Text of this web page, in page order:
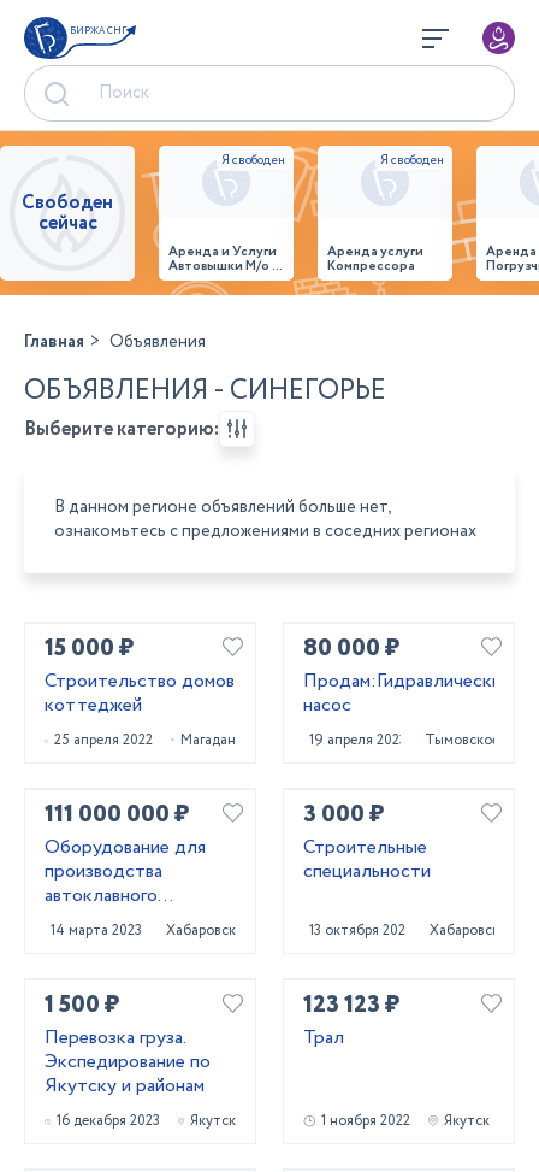
БИРЖА СНГ
Свободен
сейчас
Аренда и Услуги
Автовышки М/о г.
Домодедово
26,28,32 место
Аренда услуги
Компрессора
Главная Объявления
ОБЪЯВЛЕНИЯ - СИНЕГОРЬЕ
Выберите категорию:
В данном регионе объявлений больше нет,
ознакомьтесь с предложениями в соседних регионах
15 000 ₽
Строительство домов
коттеджей
25 апреля 2022 Магадан
80 000 ₽
Продам:Гидравлический
насос
19 апреля 2023 Тымовское
111 000 000 ₽
Оборудование для
производства
автоклавного
газобетона
14 марта 2023 Хабаровск
3 000 ₽
Строительные
специальности
13 октября 2023 Хабаровск
1 500 ₽
Перевозка груза.
Экспедирование по
Якутску и районам
16 декабря 2023 Якутск
123 123 ₽
Трал
1 ноября 2022 Якутск